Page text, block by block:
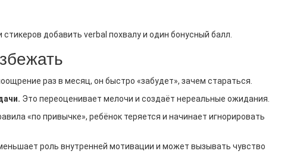
добавить verbal похвалуи один бонусный балл.
раз в месяц, он быстро «забудет», зачем стараться.
Это переоценивает мелочи и создаёт нереальные ожидания.
«по привычке», ребёнок теряется и начинает игнорировать
роль внутренней мотивации и может вызывать чувство